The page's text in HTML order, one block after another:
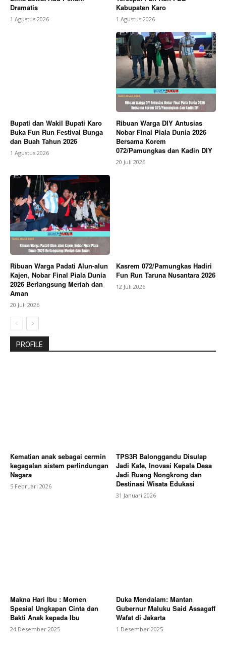
Dramatis
1 Agustus 2026
Kabupaten Karo
1 Agustus 2026
Bupati dan Wakil Bupati Karo
Buka Fun Run Festival Bunga
dan Buah Tahun 2026
1 Agustus 2026
Ribuan Warga DIY Antusias
Nobar Final Piala Dunia 2026
Bersama Korem
072/Pamungkas dan Kadin DIY
20 Juli 2026
Ribuan Warga Padati Alun-alun
Kajen, Nobar Final Piala Dunia
2026 Berlangsung Meriah dan
Aman
20 Juli 2026
Kasrem 072/Pamungkas Hadiri
Fun Run Taruna Nusantara 2026
12 Juli 2026
PROFILE
Kematian anak sebagai cermin
kegagalan sistem perlindungan
Nagara
5 Februari 2026
TPS3R Balonggandu Disulap
Jadi Kafe, Inovasi Kepala Desa
Jadi Ruang Nongkrong dan
Destinasi Wisata Edukasi
31 Januari 2026
Makna Hari Ibu : Momen
Spesial Ungkapan Cinta dan
Bakti Anak kepada Ibu
24 Desember 2025
Duka Mendalam: Mantan
Gubernur Maluku Said Assagaff
Wafat di Jakarta
1 Desember 2025